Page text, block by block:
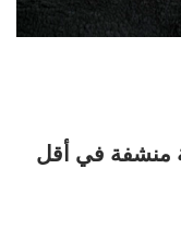
منشفة في أقل